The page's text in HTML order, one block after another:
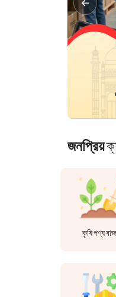
জনপ্রিয়
কৃষি পণ্য